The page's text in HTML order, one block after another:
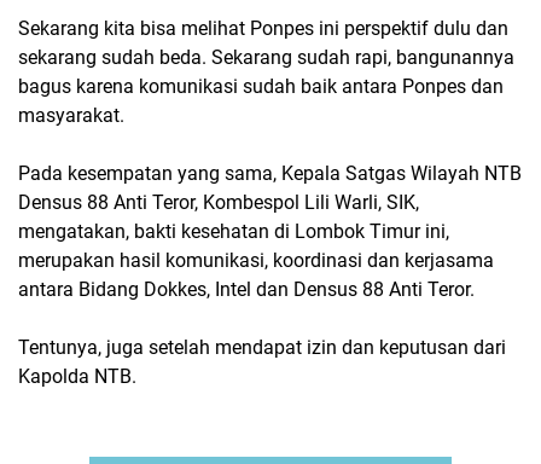
Sekarang kita bisa melihat Ponpes ini perspektif dulu dan
sekarang sudah beda. Sekarang sudah rapi, bangunannya
bagus karena komunikasi sudah baik antara Ponpes dan
masyarakat.
Pada kesempatan yang sama, Kepala Satgas Wilayah NTB
Densus 88 Anti Teror, Kombespol Lili Warli, SIK,
mengatakan, bakti kesehatan di Lombok Timur ini,
merupakan hasil komunikasi, koordinasi dan kerjasama
antara Bidang Dokkes, Intel dan Densus 88 Anti Teror.
Tentunya, juga setelah mendapat izin dan keputusan dari
Kapolda NTB.